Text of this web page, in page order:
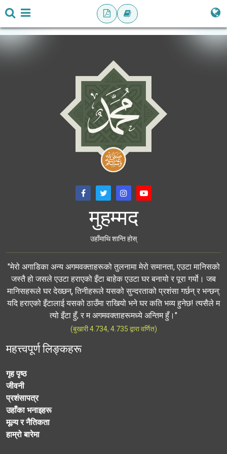
मुहम्मद
उहाँमाथि शान्ति होस्
"मेरो अगाडिका अन्य अगमवक्ताहरूको तुलनामा मेरो समानता, एउटा मानिसको
जस्तै हो जसले एउटा हराएको इँटा बाहेक एउटा घर बनायो र पूरा गर्यो। जब
मानिसहरूले घर देख्छन्, तिनीहरूले यसको सुन्दरताको प्रशंसा गर्छन् र भन्छन्:
यदि हराएको इँटालाई यसको ठाउँमा राखियो भने घर कति भव्य हुनेछ! त्यसैले म
त्यो इँटा हुँ, र म अगमवक्ताहरूमध्ये अन्तिम हुँ।"
(बुखारी 4.734, 4.735 द्वारा वर्णित)
महत्त्वपूर्ण लिङ्कहरू
गृह पृष्ठ
जीवनी
प्रशंसापत्र
उहाँका भनाइहरू
मूल्य र नैतिकता
हाम्रो बारेमा